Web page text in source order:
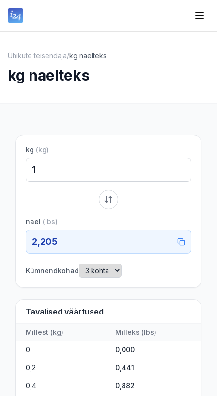
Ühikute teisendaja/kg naelteks
kg naelteks
kg (kg)
nael (lbs)
2,205
Kümnendkohad
Tavalised väärtused
Millest (kg) Milleks (lbs)
0 0,000
0,2 0,441
0,4 0,882